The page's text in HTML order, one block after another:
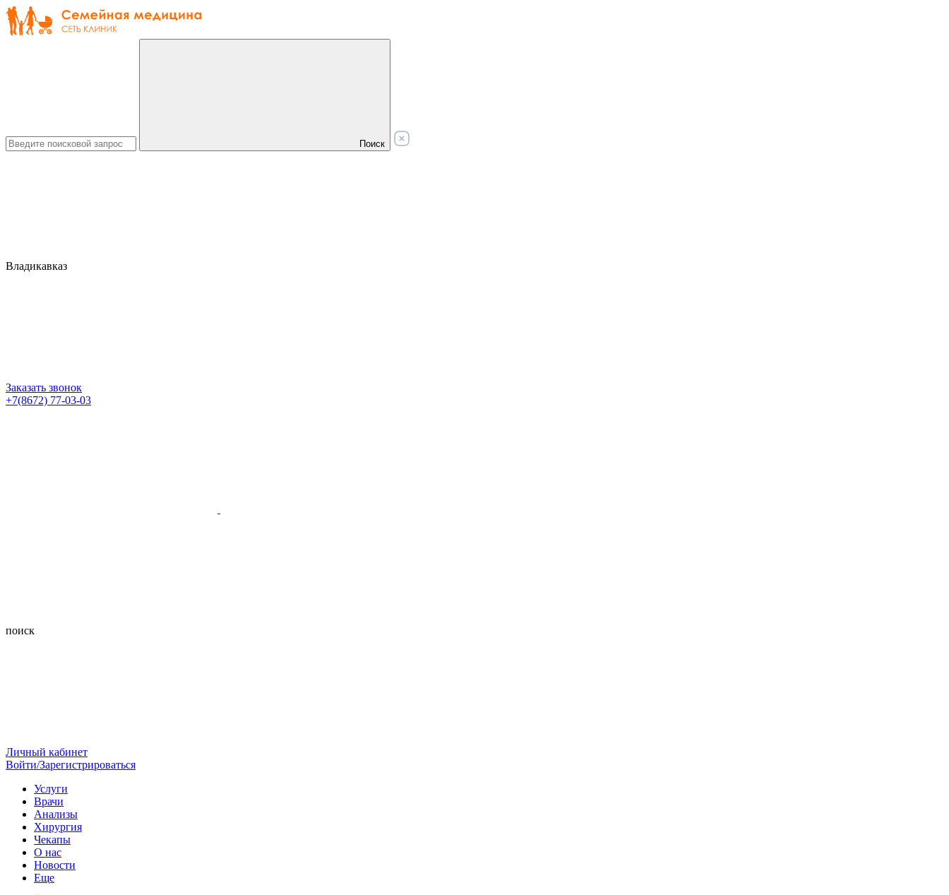
Поиск
Владикавказ
Заказать звонок
+7(8672) 77-03-03
поиск
Личный кабинет
Войти/Зарегистрироваться
Услуги
Врачи
Анализы
Хирургия
Чекапы
О нас
Новости
Еще